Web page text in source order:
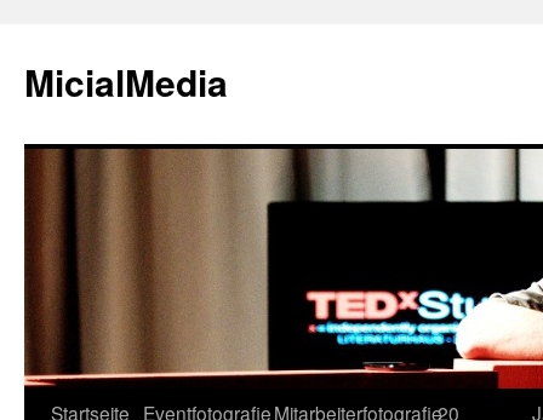
MicialMedia
Zum
Startseite EventfotografieMitarbeiterfotografie20